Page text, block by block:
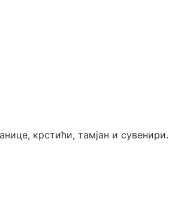
крстићи, тамјан и сувенири.